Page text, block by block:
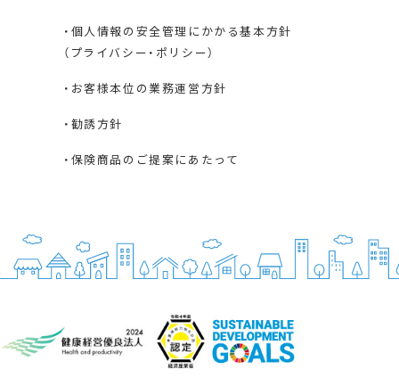
・個人情報の安全管理にかかる基本方針
（プライバシー・ポリシー）
・お客様本位の業務運営方針
・勧誘方針
・保険商品のご提案にあたって